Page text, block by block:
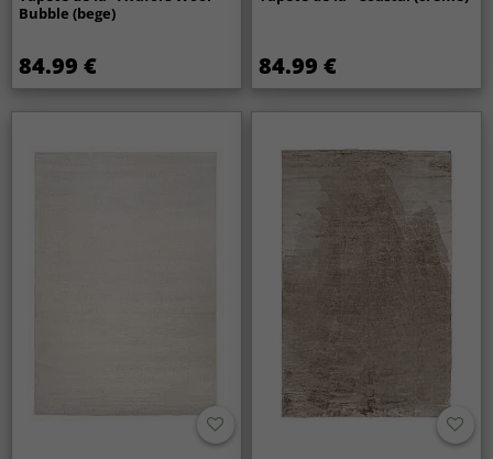
Bubble (bege)
84.99 € 84.99 €